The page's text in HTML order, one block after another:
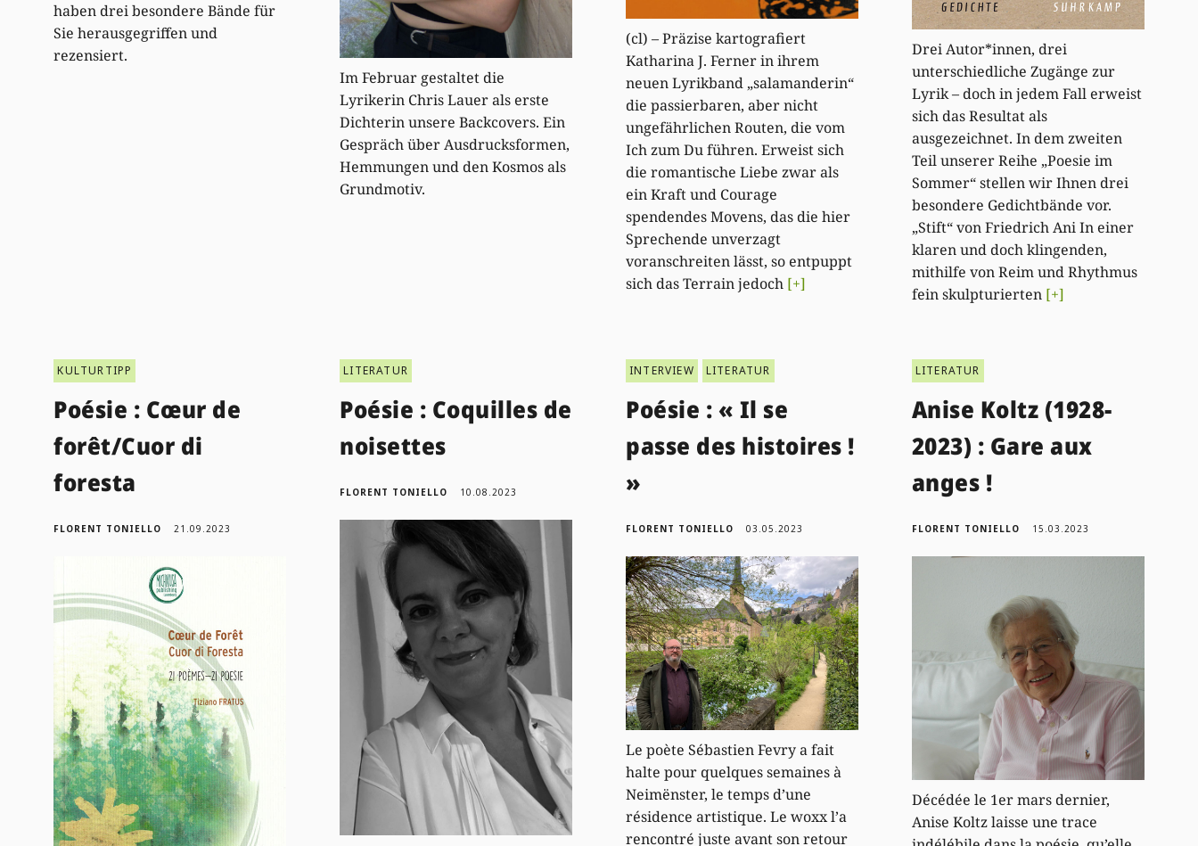
haben drei besondere Bände für
Sie herausgegriffen und
rezensiert.
Im Februar gestaltet die
Lyrikerin Chris Lauer als erste
Dichterin unsere Backcovers. Ein
Gespräch über Ausdrucksformen,
Hemmungen und den Kosmos als
Grundmotiv.
(cl) – Präzise kartografiert
Katharina J. Ferner in ihrem
neuen Lyrikband „salamanderin“
die passierbaren, aber nicht
ungefährlichen Routen, die vom
Ich zum Du führen. Erweist sich
die romantische Liebe zwar als
ein Kraft und Courage
spendendes Movens, das die hier
Sprechende unverzagt
voranschreiten lässt, so entpuppt
sich das Terrain jedoch [+]
Drei Autor*innen, drei
unterschiedliche Zugänge zur
Lyrik – doch in jedem Fall erweist
sich das Resultat als
ausgezeichnet. In dem zweiten
Teil unserer Reihe „Poesie im
Sommer“ stellen wir Ihnen drei
besondere Gedichtbände vor.
„Stift“ von Friedrich Ani In einer
klaren und doch klingenden,
mithilfe von Reim und Rhythmus
fein skulpturierten [+]
KULTURTIPP
Poésie : Cœur de
forêt/Cuor di
foresta
FLORENT TONIELLO 21.09.2023
LITERATUR
Poésie : Coquilles de
noisettes
FLORENT TONIELLO 10.08.2023
INTERVIEW LITERATUR
Poésie : « Il se
passe des histoires !
»
FLORENT TONIELLO 03.05.2023
Le poète Sébastien Fevry a fait
halte pour quelques semaines à
Neimënster, le temps d’une
résidence artistique. Le woxx l’a
rencontré juste avant son retour
LITERATUR
Anise Koltz (1928-
2023) : Gare aux
anges !
FLORENT TONIELLO 15.03.2023
Décédée le 1er mars dernier,
Anise Koltz laisse une trace